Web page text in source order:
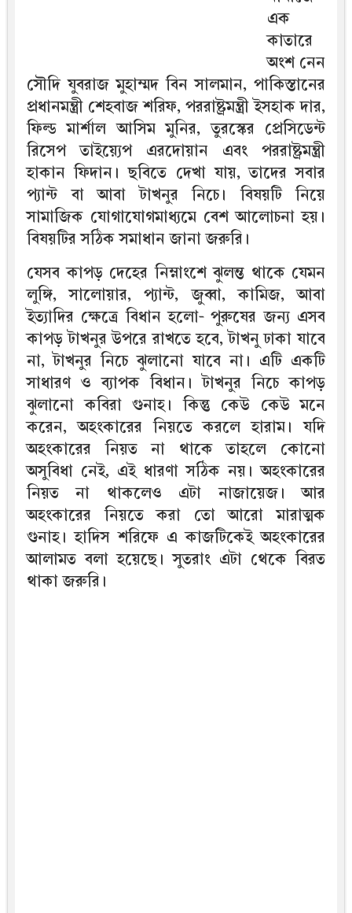
এক
কাতারে
অংশ নেন
সৌদি যুবরাজ মুহাম্মদ বিন সালমান, পাকিস্তানের
প্রধানমন্ত্রী শেহবাজ শরিফ, পররাষ্ট্রমন্ত্রী ইসহাক দার,
ফিল্ড মার্শাল আসিম মুনির, তুরস্কের প্রেসিডেন্ট
রিসেপ তাইয়্যেপ এরদোয়ান এবং পররাষ্ট্রমন্ত্রী
হাকান ফিদান। ছবিতে দেখা যায়, তাদের সবার
প্যান্ট বা আবা টাখনুর নিচে। বিষয়টি নিয়ে
সামাজিক যোগাযোগমাধ্যমে বেশ আলোচনা হয়।
বিষয়টির সঠিক সমাধান জানা জরুরি।
যেসব কাপড় দেহের নিম্নাংশে ঝুলন্ত থাকে যেমন
লুঙ্গি, সালোয়ার, প্যান্ট, জুব্বা, কামিজ, আবা
ইত্যাদির ক্ষেত্রে বিধান হলো- পুরুষের জন্য এসব
কাপড় টাখনুর উপরে রাখতে হবে, টাখনু ঢাকা যাবে
না, টাখনুর নিচে ঝুলানো যাবে না। এটি একটি
সাধারণ ও ব্যাপক বিধান। টাখনুর নিচে কাপড়
ঝুলানো কবিরা গুনাহ। কিন্তু কেউ কেউ মনে
করেন, অহংকারের নিয়তে করলে হারাম। যদি
অহংকারের নিয়ত না থাকে তাহলে কোনো
অসুবিধা নেই, এই ধারণা সঠিক নয়। অহংকারের
নিয়ত না থাকলেও এটা নাজায়েজ। আর
অহংকারের নিয়তে করা তো আরো মারাত্মক
গুনাহ। হাদিস শরিফে এ কাজটিকেই অহংকারের
আলামত বলা হয়েছে। সুতরাং এটা থেকে বিরত
থাকা জরুরি।